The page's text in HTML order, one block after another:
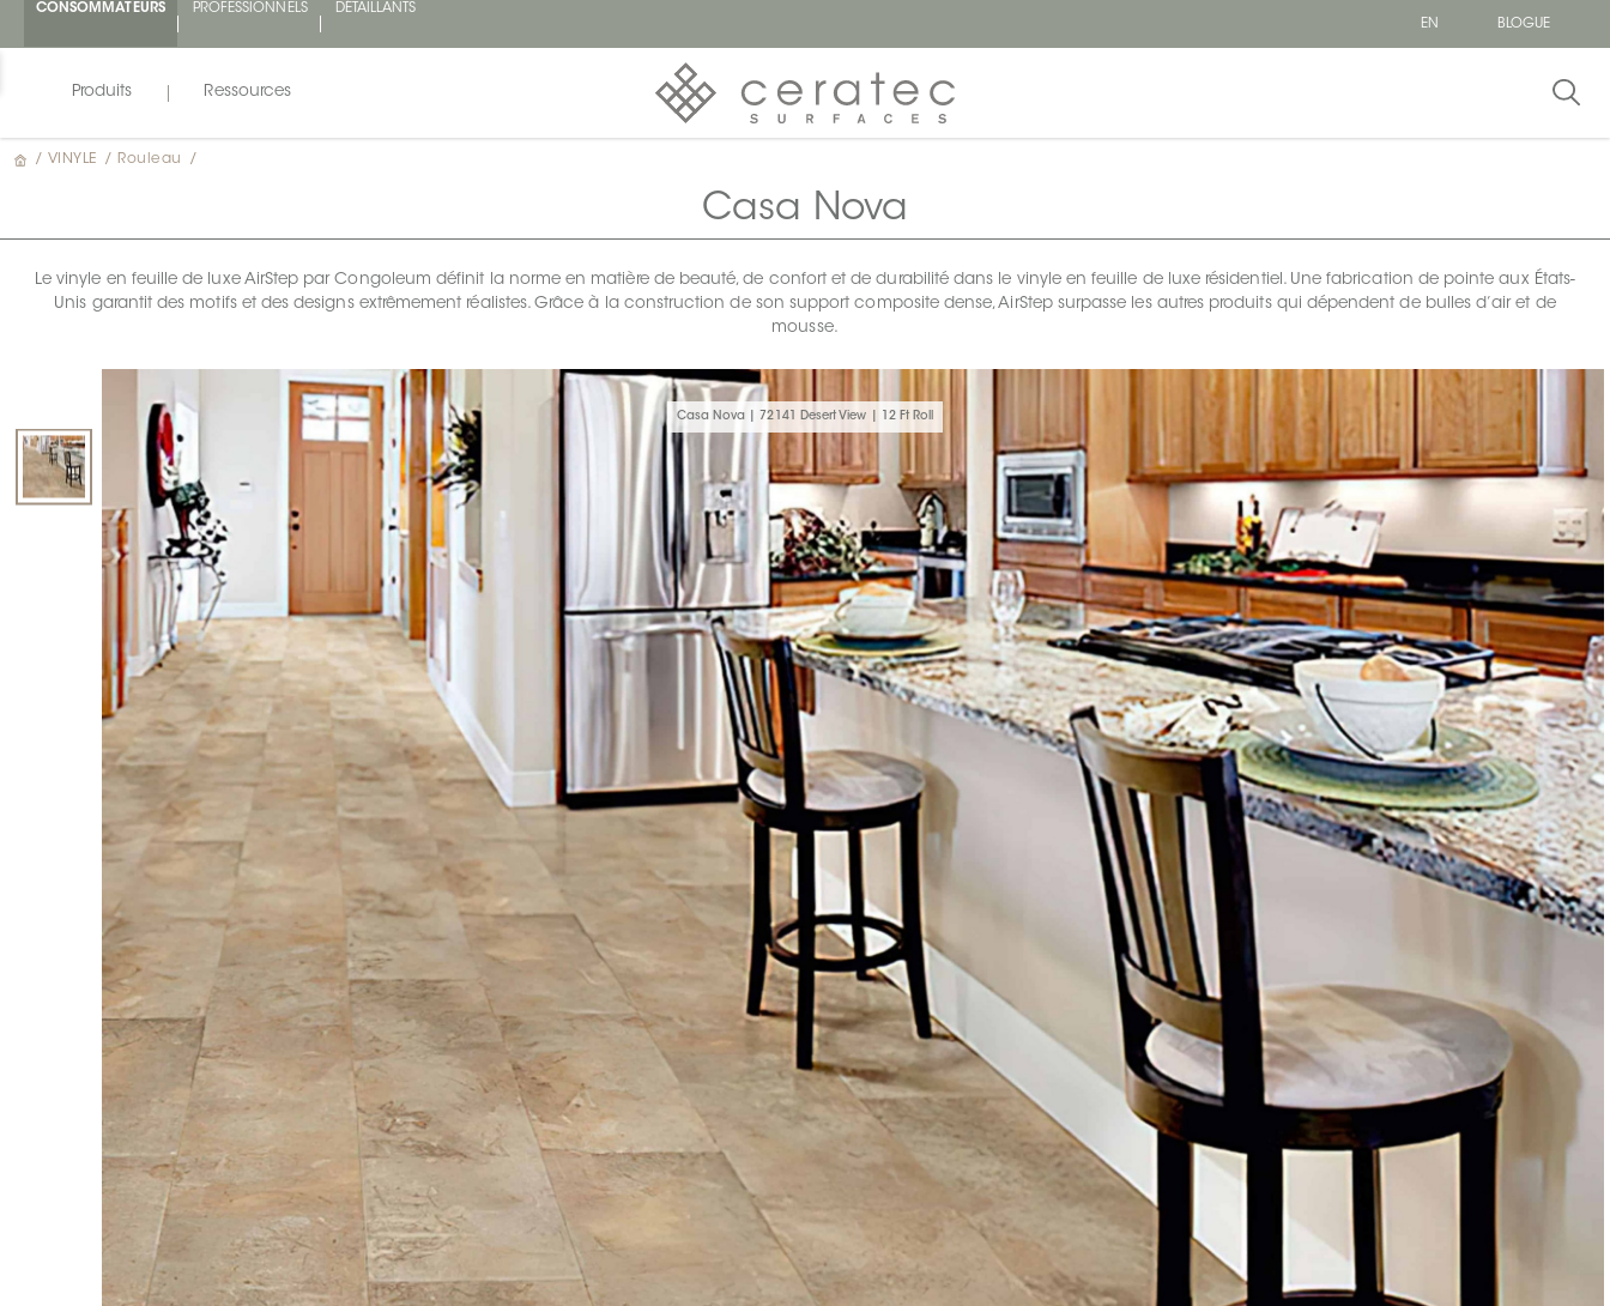
CONSOMMATEURS PROFESSIONNELS
DÉTAILLANTS
EN
BLOGUE
Produits Ressources
/ VINYLE / Rouleau /
Casa Nova
Le vinyle en feuille de luxe AirStep par Congoleum définit la norme en matière de beauté, de confort et de durabilité dans le vinyle en feuille de luxe résidentiel. Une fabrication de pointe aux États-
Unis garantit des motifs et des designs extrêmement réalistes. Grâce à la construction de son support composite dense, AirStep surpasse les autres produits qui dépendent de bulles d’air et de
mousse.
Casa Nova | 72141 Desert View | 12 Ft Roll